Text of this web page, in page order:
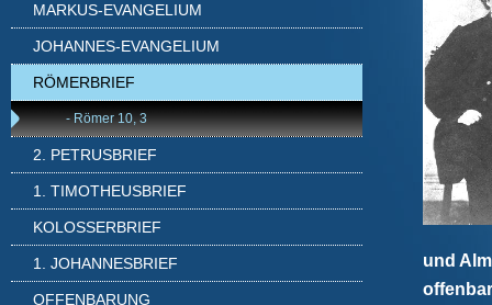
und
MARKUS-EVANGELIUM
JOHANNES-EVANGELIUM
RÖMERBRIEF
- Römer 10, 3
2. PETRUSBRIEF
1. TIMOTHEUSBRIEF
KOLOSSERBRIEF
1. JOHANNESBRIEF
OFFENBARUNG